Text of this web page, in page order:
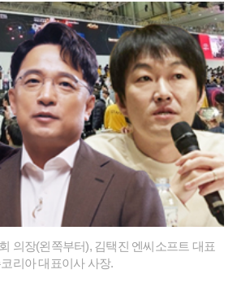
의장(왼쪽부터), 김택진 엔씨소프트 대표
리아 대표이사 사장.